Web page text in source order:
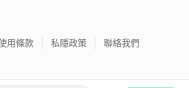
用條款 私隱政策 聯絡我們